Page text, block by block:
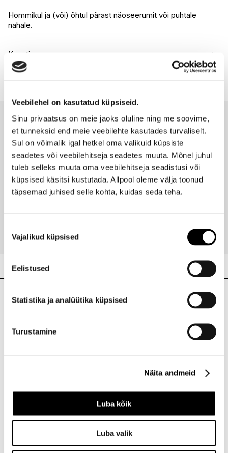
Veebilehel on kasutatud küpsiseid.
Sinu privaatsus on meie jaoks oluline ning me soovime,
et tunneksid end meie veebilehte kasutades turvaliselt.
Sul on võimalik igal hetkel oma valikuid küpsiste
seadetes või veebilehitseja seadetes muuta. Mõnel juhul
tuleb selleks muuta oma veebilehitseja seadistusi või
küpsised käsitsi kustutada. Allpool oleme välja toonud
täpsemad juhised selle kohta, kuidas seda teha.
valik
Vajalikud küpsised
Eelistused
Statistika ja analüütika küpsised
Turustamine
Näita andmeid
Luba kõik
Luba valik
Hommikul ja (või) õhtul pärast näoseerumit või puhtale
nahale.
Koostis
AQUA/WATER/EAU, GLYCERIN, VITIS VINIFERA (GRAPE)
MICROCRYSTALLINE CELLULOSE, CAPRYLIC/CAPRIC
TRIGLYCERIDE, BENZYL ALCOHOL, XANTHAN GUM,
CARBOMER, CELLULOSE GUM, CAPRYLYL GLYCOL, VITIS
VINIFERA (GRAPE) JUICE, SODIUM HYALURONATE,
SODIUM HYDROXIDE, ALOE BARBADENSIS LEAF JUICE
POWDER, HELIANTHUS ANNUUS (SUNFLOWER) SEED
OIL, TOCOPHEROL, CITRIC ACID, DEHYDROACETIC ACID,
SODIUM PHYTATE, SODIUM CARBOXYMETHYL BETA-
GLUCAN, SODIUM BENZOATE, POTASSIUM SORBATE,
PARFUM (FRAGRANCE).(288/048).
Kaubamärk
CAUDALIE
Laokood
H0205950
Ribakood
3522930004394
Viimati vaadatud tooted
CAUDALIE
Vinohydra niisutav näogeel 60ml
Meie poed
I.L.U. Rocca al Mare
Rocca al Mare Kaubanduskeskus
Paldiski mnt 102, Tallinn